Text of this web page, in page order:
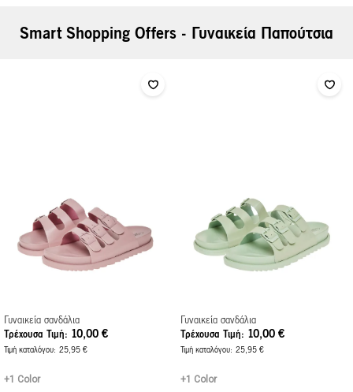
Γυναικεία σανδάλια
Τρέχουσα Τιμή
10,00 €
Τιμή καταλόγου 25,95 €
+1 Color
Γυναικεία σανδάλια
Τρέχουσα Τιμή
10,00 €
Τιμή καταλόγου 25,95 €
+1 Color
Smart Shopping Offers - Γυναικεία Παπούτσια